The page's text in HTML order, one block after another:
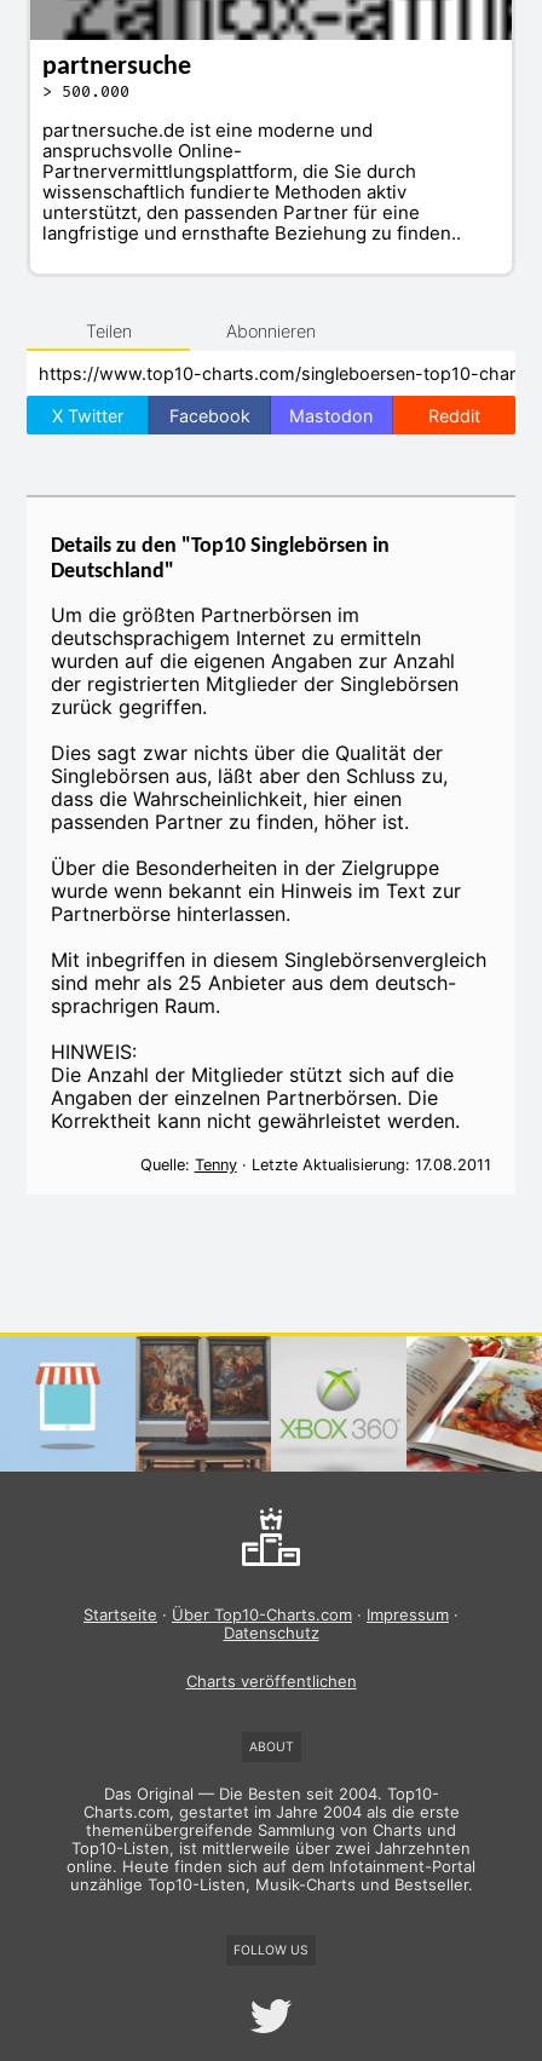
partnersuche
> 500.000
partnersuche.de ist eine moderne und
anspruchsvolle Online-
Partnervermittlungsplattform, die Sie durch
wissenschaftlich fundierte Methoden aktiv
unterstützt, den passenden Partner für eine
langfristige und ernsthafte Beziehung zu finden..
Teilen Abonnieren
X Twitter Facebook Mastodon Reddit
Details zu den "Top10 Singlebörsen in
Deutschland"
Um die größten Partnerbörsen im
deutschsprachigem Internet zu ermitteln
wurden auf die eigenen Angaben zur Anzahl
der registrierten Mitglieder der Singlebörsen
zurück gegriffen.
Dies sagt zwar nichts über die Qualität der
Singlebörsen aus, läßt aber den Schluss zu,
dass die Wahrscheinlichkeit, hier einen
passenden Partner zu finden, höher ist.
Über die Besonderheiten in der Zielgruppe
wurde wenn bekannt ein Hinweis im Text zur
Partnerbörse hinterlassen.
Mit inbegriffen in diesem Singlebörsenvergleich
sind mehr als 25 Anbieter aus dem deutsch-
sprachrigen Raum.
HINWEIS:
Die Anzahl der Mitglieder stützt sich auf die
Angaben der einzelnen Partnerbörsen. Die
Korrektheit kann nicht gewährleistet werden.
Quelle: Tenny· Letzte Aktualisierung: 17.08.2011
Startseite · Über Top10-Charts.com · Impressum ·
Datenschutz
Charts veröffentlichen
ABOUT
Das Original — Die Besten seit 2004. Top10-
Charts.com, gestartet im Jahre 2004 als die erste
themen­übergreifende Sammlung von Charts und
Top10-Listen, ist mittlerweile über zwei Jahrzehnten
online. Heute finden sich auf dem Infotainment-Portal
unzählige Top10-Listen, Musik-Charts und Bestseller.
FOLLOW US